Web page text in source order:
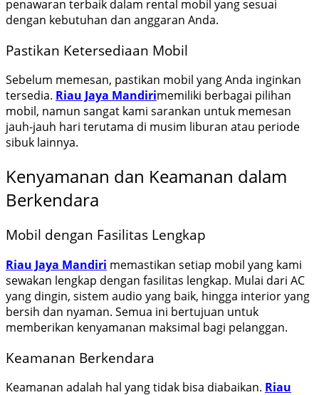
penawaran terbaik dalam rental mobil yang sesuai
dengan kebutuhan dan anggaran Anda.
Pastikan Ketersediaan Mobil
Sebelum memesan, pastikan mobil yang Anda inginkan
tersedia. Riau Jaya Mandirimemiliki berbagai pilihan
mobil, namun sangat kami sarankan untuk memesan
jauh-jauh hari terutama di musim liburan atau periode
sibuk lainnya.
Kenyamanan dan Keamanan dalam
Berkendara
Mobil dengan Fasilitas Lengkap
Riau Jaya Mandiri memastikan setiap mobil yang kami
sewakan lengkap dengan fasilitas lengkap. Mulai dari AC
yang dingin, sistem audio yang baik, hingga interior yang
bersih dan nyaman. Semua ini bertujuan untuk
memberikan kenyamanan maksimal bagi pelanggan.
Keamanan Berkendara
Keamanan adalah hal yang tidak bisa diabaikan. Riau